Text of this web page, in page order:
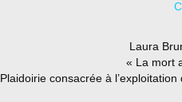
Laura
« La mort
Plaidoirie consacrée à